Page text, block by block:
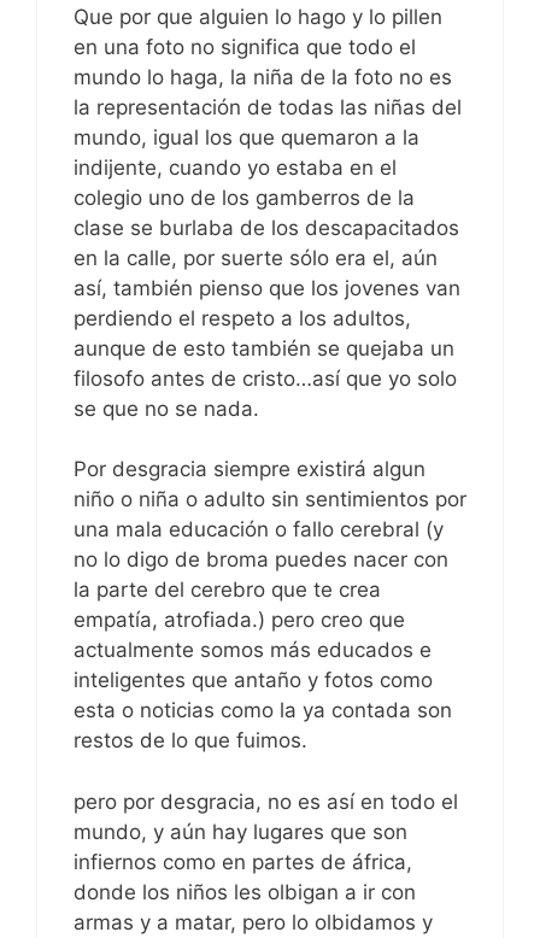
Que por que alguien lo hago y lo pillen
en una foto no significa que todo el
mundo lo haga, la niña de la foto no es
la representación de todas las niñas del
mundo, igual los que quemaron a la
indijente, cuando yo estaba en el
colegio uno de los gamberros de la
clase se burlaba de los descapacitados
en la calle, por suerte sólo era el, aún
así, también pienso que los jovenes van
perdiendo el respeto a los adultos,
aunque de esto también se quejaba un
filosofo antes de cristo…así que yo solo
se que no se nada.
Por desgracia siempre existirá algun
niño o niña o adulto sin sentimientos por
una mala educación o fallo cerebral (y
no lo digo de broma puedes nacer con
la parte del cerebro que te crea
empatía, atrofiada.) pero creo que
actualmente somos más educados e
inteligentes que antaño y fotos como
esta o noticias como la ya contada son
restos de lo que fuimos.
pero por desgracia, no es así en todo el
mundo, y aún hay lugares que son
infiernos como en partes de áfrica,
donde los niños les olbigan a ir con
armas y a matar, pero lo olbidamos y